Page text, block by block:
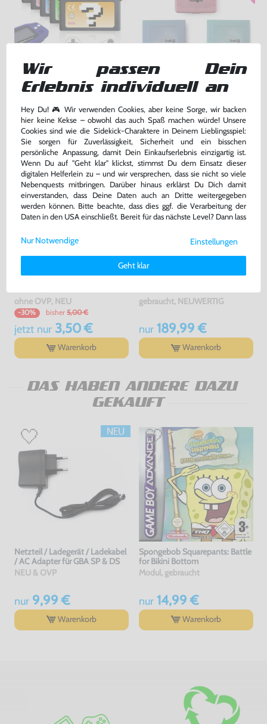
Wundertüte: 5 Original
GameBoy Advance Spiele
gebraucht
nur42,99 €
Warenkorb
5 Cases / Hüllen für Module
#verschiedene Farben
gebraucht
jetzt nur3,00 €
Warenkorb
ohne OVP, NEU
-30% bisher 5,00 €
jetzt nur3,50 €
Warenkorb
gebraucht, NEUWERTIG
nur189,99 €
Warenkorb
DAS HABEN ANDERE DAZU
GEKAUFT
Netzteil / Ladegerät / Ladekabel
/ AC Adapter für GBA SP & DS
NEU & OVP
nur9,99 €
Warenkorb
Spongebob Squarepants: Battle
for Bikini Bottom
Modul, gebraucht
nur14,99 €
Warenkorb
Wir passen Dein
Erlebnis individuell an
Hey Du! 🎮 Wir verwenden Cookies, aber keine Sorge, wir backen
hier keine Kekse – obwohl das auch Spaß machen würde! Unsere
Cookies sind wie die Sidekick-Charaktere in Deinem Lieblingsspiel:
Sie sorgen für Zuverlässigkeit, Sicherheit und ein bisschen
persönliche Anpassung, damit Dein Einkaufserlebnis einzigartig ist.
Wenn Du auf "Geht klar" klickst, stimmst Du dem Einsatz dieser
digitalen Helferlein zu – und wir versprechen, dass sie nicht so viele
Nebenquests mitbringen. Darüber hinaus erklärst Du Dich damit
einverstanden, dass Deine Daten auch an Dritte weitergegeben
werden können. Bitte beachte, dass dies ggf. die Verarbeitung der
Daten in den USA einschließt. Bereit für das nächste Level? Dann lass
Weitere Informationen zu den von uns verwendeten Cookies und
Deinen Rechten als Nutzer findest Du in unsererDaten­schutz­
Impressum.
Einstellungen
Geht klar
Nur Notwendige